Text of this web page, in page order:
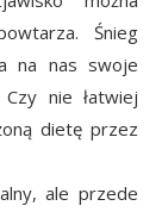
Śnieg
na nas swoje
nie łatwiej
dietę przez
ale przede